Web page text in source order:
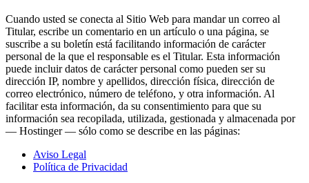
Cuando usted se conecta al Sitio Web para mandar un correo al
Titular, escribe un comentario en un artículo o una página, se
suscribe a su boletín está facilitando información de carácter
personal de la que el responsable es el Titular. Esta información
puede incluir datos de carácter personal como pueden ser su
dirección IP, nombre y apellidos, dirección física, dirección de
correo electrónico, número de teléfono, y otra información. Al
facilitar esta información, da su consentimiento para que su
información sea recopilada, utilizada, gestionada y almacenada por
— Hostinger — sólo como se describe en las páginas:
Aviso Legal
Política de Privacidad